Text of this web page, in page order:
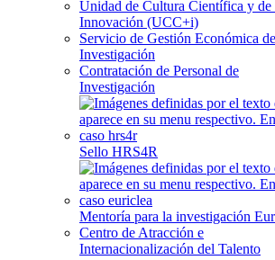
Unidad de Cultura Científica y de
Innovación (UCC+i)
Servicio de Gestión Económica
Investigación
Contratación de Personal de
Investigación
Sello HRS4R
Mentoría para la investigación
Centro de Atracción e
Internacionalización del Talento